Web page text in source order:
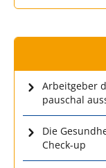
Arbeitgeber
pauschal
Die
Check-up